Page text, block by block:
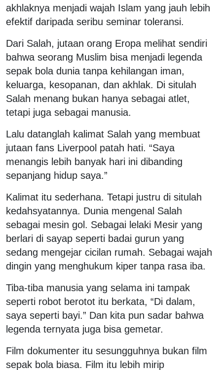
akhlaknya menjadi wajah Islam yang jauh lebih
efektif daripada seribu seminar toleransi.
Dari Salah, jutaan orang Eropa melihat sendiri
bahwa seorang Muslim bisa menjadi legenda
sepak bola dunia tanpa kehilangan iman,
keluarga, kesopanan, dan akhlak. Di situlah
Salah menang bukan hanya sebagai atlet,
tetapi juga sebagai manusia.
Lalu datanglah kalimat Salah yang membuat
jutaan fans Liverpool patah hati. “Saya
menangis lebih banyak hari ini dibanding
sepanjang hidup saya.”
Kalimat itu sederhana. Tetapi justru di situlah
kedahsyatannya. Dunia mengenal Salah
sebagai mesin gol. Sebagai lelaki Mesir yang
berlari di sayap seperti badai gurun yang
sedang mengejar cicilan rumah. Sebagai wajah
dingin yang menghukum kiper tanpa rasa iba.
Tiba-tiba manusia yang selama ini tampak
seperti robot berotot itu berkata, “Di dalam,
saya seperti bayi.” Dan kita pun sadar bahwa
legenda ternyata juga bisa gemetar.
Film dokumenter itu sesungguhnya bukan film
sepak bola biasa. Film itu lebih mirip